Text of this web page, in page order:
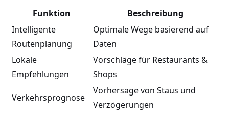
Funktion
Beschreibung
Intelligente
Routenplanung
Optimale Wege basierend auf
Daten
Lokale
Empfehlungen
Vorschläge für Restaurants &
Shops
Verkehrsprognose
Vorhersage ⁣von‌ Staus und
Verzögerungen